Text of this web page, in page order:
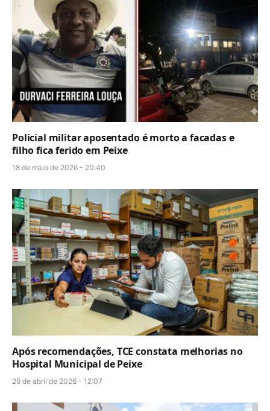
Policial militar aposentado é morto a facadas e
filho fica ferido em Peixe
18 de maio de 2026 - 20:40
Após recomendações, TCE constata melhorias no
Hospital Municipal de Peixe
29 de abril de 2026 - 12:07